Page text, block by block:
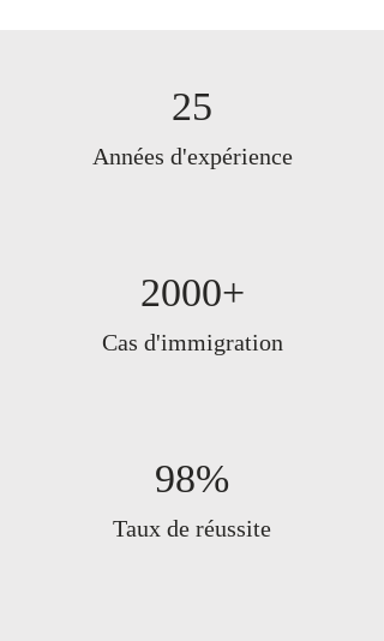
25
Années d'expérience
2000+
Cas d'immigration
98%
Taux de réussite